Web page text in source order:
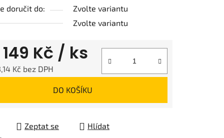
doručit do:
Zvolte variantu
Zvolte variantu
149 Kč / ks
Kč bez DPH
DO KOŠÍKU
Zeptat se
Hlídat